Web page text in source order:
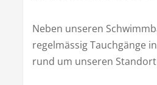
Neben unseren
regelmässig Tauchgänge
rund um unseren